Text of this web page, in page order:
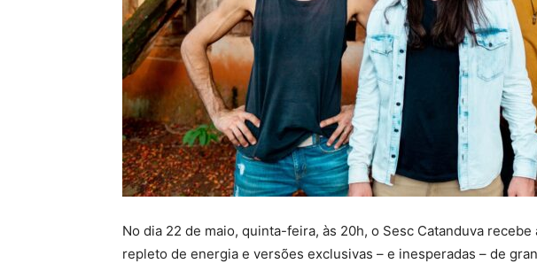
No dia 22 de maio, quinta-feira, às 20h, o Sesc Catanduva recebe
repleto de energia e versões exclusivas – e inesperadas – de